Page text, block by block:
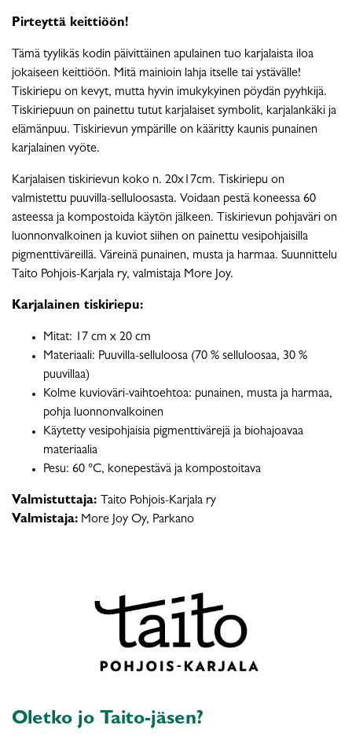
Pirteyttä keittiöön!
Tämä tyylikäs kodin päivittäinen apulainen tuo karjalaista iloa
jokaiseen keittiöön. Mitä mainioin lahja itselle tai ystävälle!
Tiskiriepu on kevyt, mutta hyvin imukykyinen pöydän pyyhkijä.
Tiskiriepuun on painettu tutut karjalaiset symbolit, karjalankäki ja
elämänpuu. Tiskirievun ympärille on kääritty kaunis punainen
karjalainen vyöte.
Karjalaisen tiskirievun koko n. 20x17cm. Tiskiriepu on
valmistettu puuvilla-selluloosasta. Voidaan pestä koneessa 60
asteessa ja kompostoida käytön jälkeen. Tiskirievun pohjaväri on
luonnonvalkoinen ja kuviot siihen on painettu vesipohjaisilla
pigmenttiväreillä. Väreinä punainen, musta ja harmaa. Suunnittelu
Taito Pohjois-Karjala ry, valmistaja More Joy.
Karjalainen tiskiriepu:
Mitat: 17 cm x 20 cm
Materiaali: Puuvilla-selluloosa (70 % selluloosaa, 30 %
puuvillaa)
Kolme kuvioväri-vaihtoehtoa: punainen, musta ja harmaa,
pohja luonnonvalkoinen
Käytetty vesipohjaisia pigmenttivärejä ja biohajoavaa
materiaalia
Pesu: 60 °C, konepestävä ja kompostoitava
Valmistuttaja: Taito Pohjois-Karjala ry
Valmistaja: More Joy Oy, Parkano
Oletko jo Taito-jäsen?